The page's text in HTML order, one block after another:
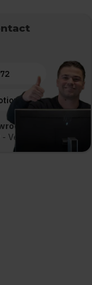
Velddriel